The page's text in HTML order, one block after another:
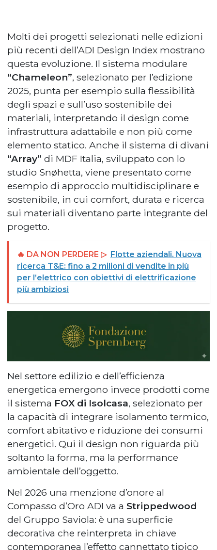
Molti dei progetti selezionati nelle edizioni
più recenti dell’ADI Design Index mostrano
questa evoluzione. Il sistema modulare
“Chameleon”, selezionato per l’edizione
2025, punta per esempio sulla flessibilità
degli spazi e sull’uso sostenibile dei
materiali, interpretando il design come
infrastruttura adattabile e non più come
elemento statico. Anche il sistema di divani
“Array” di MDF Italia, sviluppato con lo
studio Snøhetta, viene presentato come
esempio di approccio multidisciplinare e
sostenibile, in cui comfort, durata e ricerca
sui materiali diventano parte integrante del
progetto.
🔥 DA NON PERDERE ▷ Flotte aziendali. Nuova
ricerca T&E: fino a 2 milioni di vendite in più
per l’elettrico con obiettivi di elettrificazione
più ambiziosi
Nel settore edilizio e dell’efficienza
energetica emergono invece prodotti come
il sistema FOX di Isolcasa, selezionato per
la capacità di integrare isolamento termico,
comfort abitativo e riduzione dei consumi
energetici. Qui il design non riguarda più
soltanto la forma, ma la performance
ambientale dell’oggetto.
Nel 2026 una menzione d’onore al
Compasso d’Oro ADI va a Strippedwood
del Gruppo Saviola: è una superficie
decorativa che reinterpreta in chiave
contemporanea l’effetto cannettato tipico